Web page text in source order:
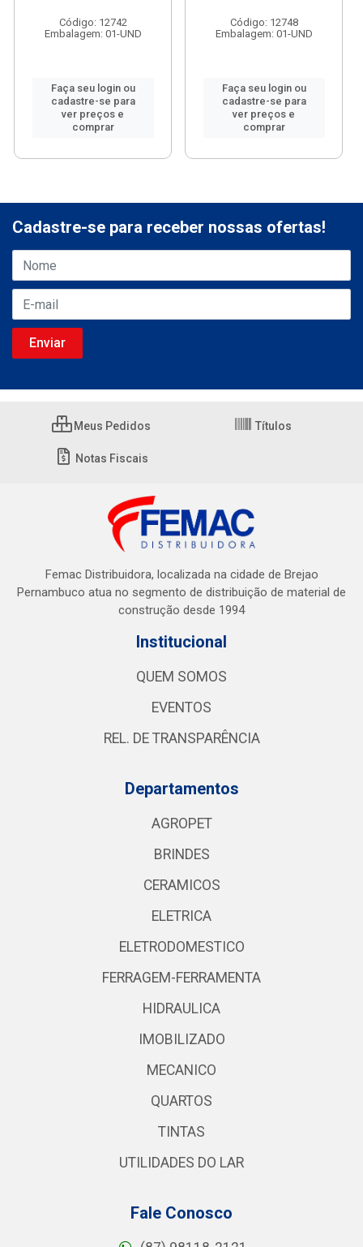
Código: 12742
Embalagem: 01-UND
Faça seu login ou
cadastre-se para
ver preços e
comprar
Código: 12748
Embalagem: 01-UND
Faça seu login ou
cadastre-se para
ver preços e
comprar
Cadastre-se para receber nossas ofertas!
Meus Pedidos Títulos
Notas Fiscais
Femac Distribuidora, localizada na cidade de Brejao
Pernambuco atua no segmento de distribuição de material de
construção desde 1994
Institucional
QUEM SOMOS
EVENTOS
REL. DE TRANSPARÊNCIA
Departamentos
AGROPET
BRINDES
CERAMICOS
ELETRICA
ELETRODOMESTICO
FERRAGEM-FERRAMENTA
HIDRAULICA
IMOBILIZADO
MECANICO
QUARTOS
TINTAS
UTILIDADES DO LAR
Fale Conosco